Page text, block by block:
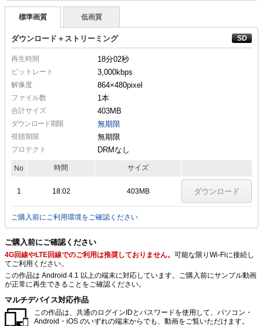
標準画質 低画質
ダウンロード＋ストリーミング
再生時間 18分02秒
ビットレート 3,000kbps
解像度 864×480pixel
ファイル数 1本
合計サイズ 403MB
ダウンロード期限 無期限
視聴期限 無期限
プロテクト DRMなし
No 時間 サイズ
1 18:02 403MB ダウンロード
ご購入前にご利用環境をご確認ください
ご購入前にご確認ください
4G回線やLTE回線でのご利用は推奨しておりません。 可能な限りWi-Fiに接続し
てご利用ください。
この作品は Android 4.1 以上の端末に対応しています。ご購入前にサンプル動画
が正常に再生できることをご確認ください。
マルチデバイス対応作品
この作品は、共通のログインIDとパスワードを使用して、パソコン・
Android・iOS のいずれの端末からでも、動画をご覧いただけます。